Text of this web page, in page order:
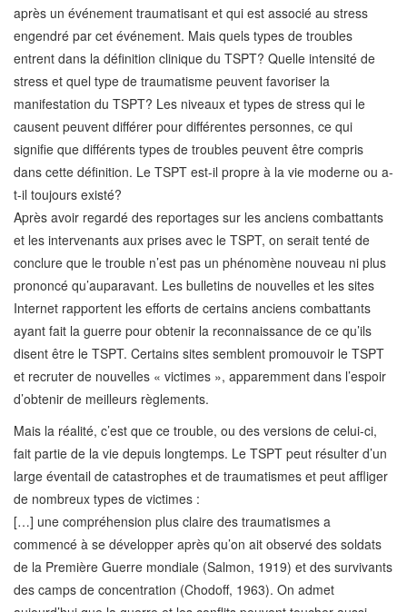
après un événement traumatisant et qui est associé au stress
engendré par cet événement. Mais quels types de troubles
entrent dans la définition clinique du TSPT? Quelle intensité de
stress et quel type de traumatisme peuvent favoriser la
manifestation du TSPT? Les niveaux et types de stress qui le
causent peuvent différer pour différentes personnes, ce qui
signifie que différents types de troubles peuvent être compris
dans cette définition. Le TSPT est-il propre à la vie moderne ou a-
t-il toujours existé?
Après avoir regardé des reportages sur les anciens combattants
et les intervenants aux prises avec le TSPT, on serait tenté de
conclure que le trouble n’est pas un phénomène nouveau ni plus
prononcé qu’auparavant. Les bulletins de nouvelles et les sites
Internet rapportent les efforts de certains anciens combattants
ayant fait la guerre pour obtenir la reconnaissance de ce qu’ils
disent être le TSPT. Certains sites semblent promouvoir le TSPT
et recruter de nouvelles « victimes », apparemment dans l’espoir
d’obtenir de meilleurs règlements.
Mais la réalité, c’est que ce trouble, ou des versions de celui-ci,
fait partie de la vie depuis longtemps. Le TSPT peut résulter d’un
large éventail de catastrophes et de traumatismes et peut affliger
de nombreux types de victimes :
[…] une compréhension plus claire des traumatismes a
commencé à se développer après qu’on ait observé des soldats
de la Première Guerre mondiale (Salmon, 1919) et des survivants
des camps de concentration (Chodoff, 1963). On admet